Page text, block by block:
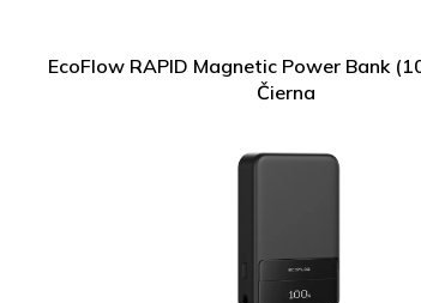
EcoFlow RAPID Magnetic Power Bank
Čierna